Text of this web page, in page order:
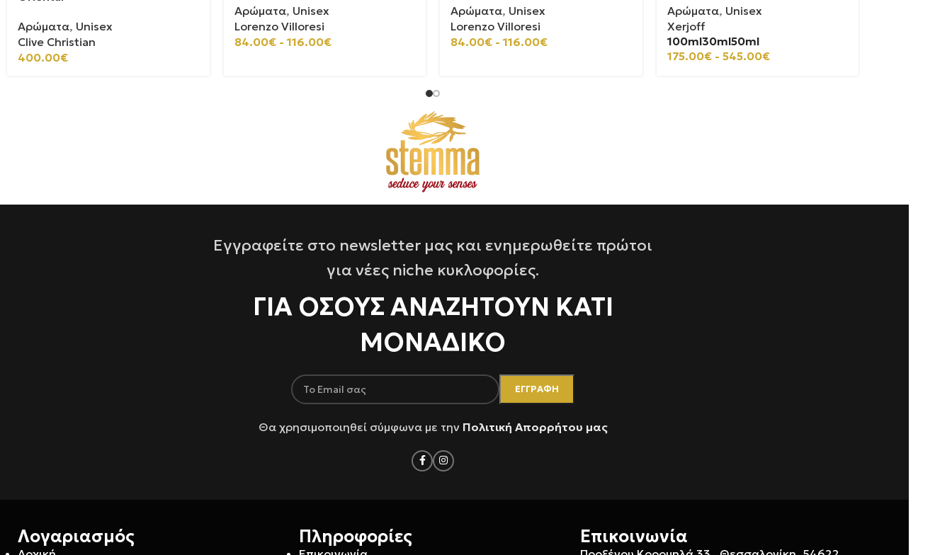
Αρώματα, Unisex
Clive Christian
400.00€
Αρώματα, Unisex
Lorenzo Villoresi
84.00€ - 116.00€
Αρώματα, Unisex
Lorenzo Villoresi
84.00€ - 116.00€
Αρώματα, Unisex
Xerjoff
100ml30ml50ml
175.00€ - 545.00€
Εγγραφείτε στο newsletter μας και ενημερωθείτε πρώτοι
για νέες niche κυκλοφορίες.
ΓΙΑ ΌΣΟΥΣ ΑΝΑΖΗΤΟΥΝ ΚΑΤΙ
ΜΟΝΑΔΙΚΟ
Θα χρησιμοποιηθεί σύμφωνα με την Πολιτική Απορρήτου μας
Λογαριασμός Πληροφορίες Επικοινωνία